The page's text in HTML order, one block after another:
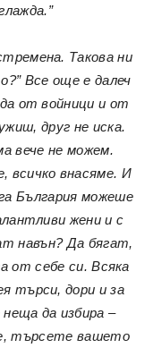
Такова ни
Все още е далеч
от войници и от
друг не иска.
вече не можем.
всичко внасяме. И
България можеше
жени и с
навън? Да бягат,
от себе си. Всяка
търси, дори и за
да избира –
търсете вашето